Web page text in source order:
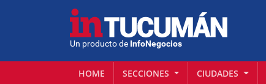
Un producto de InfoNegocios
HOME SECCIONES CIUDADES